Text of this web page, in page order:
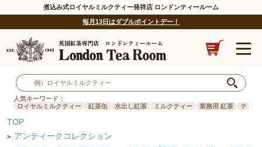
煮込み式ロイヤルミルクティー発祥店 ロンドンティールーム
毎月13日はダブルポイントデー！
人気キーワード：
ロイヤルミルクティー
紅茶缶 水出し紅茶 ミルクティー 業務用 紅茶 ティー
TOP
> アンティークコレクション